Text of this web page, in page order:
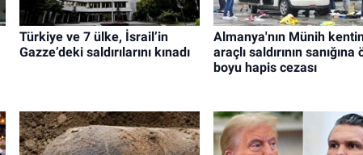
Türkiye ve 7 ülke, İsrail’in
Gazze’deki saldırılarını kınadı
Almanya'nın Münih
araçlı saldırının sanığına
boyu hapis cezası